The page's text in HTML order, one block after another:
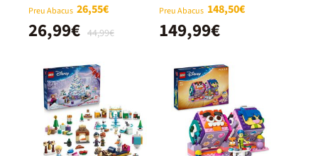
Preu Abacus 26,55€
44,99€
26,99€
Preu Abacus 148,50€
149,99€